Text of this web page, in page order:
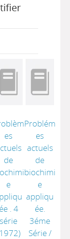
es
de
e
ée . 4
série
Problém
es
actuels
de
biochimi
e
appliqu
ée.
3éme
Série/